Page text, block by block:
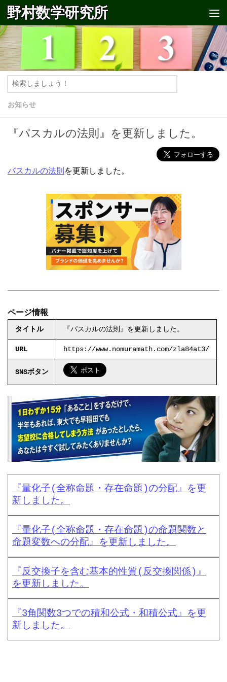
コンテンツへスキップ
野村数学研究所
お知らせ
『パスカルの法則』を更新しました。
パスカルの法則 を更新しました。
ページ情報
タイトル 『パスカルの法則』を更新しました。
URL https://www.nomuramath.com/zla84at3/
SNSボタン
『量化子(全称命題・存在命題)の分配』を更
新しました。
『量化子(全称命題・存在命題)の命題関数と
命題変数への分配』を更新しました。
『反交換子を含む基本的性質(反交換関係)』
を更新しました。
『3角関数3つでの積和公式・和積公式』を更
新しました。